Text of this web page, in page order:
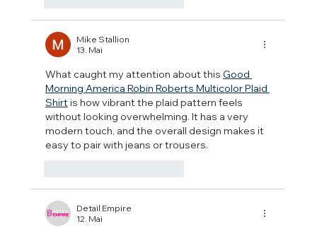
Mike Stallion
13. Mai
What caught my attention about this Good
Morning America Robin Roberts Multicolor Plaid
Shirt is how vibrant the plaid pattern feels
without looking overwhelming. It has a very
modern touch, and the overall design makes it
easy to pair with jeans or trousers.
Detail Empire
12. Mai